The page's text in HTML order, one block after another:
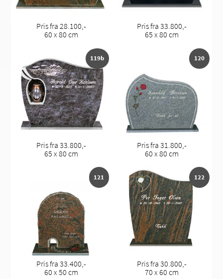
Pris fra 28.100,-
60 x 80 cm
Pris fra 33.800,-
65 x 80 cm
119b
Pris fra 33.800,-
65 x 80 cm
120
Pris fra 31.800,-
60 x 80 cm
121
Pris fra 33.400,-
60 x 50 cm
122
Pris fra 30.800,-
70 x 60 cm